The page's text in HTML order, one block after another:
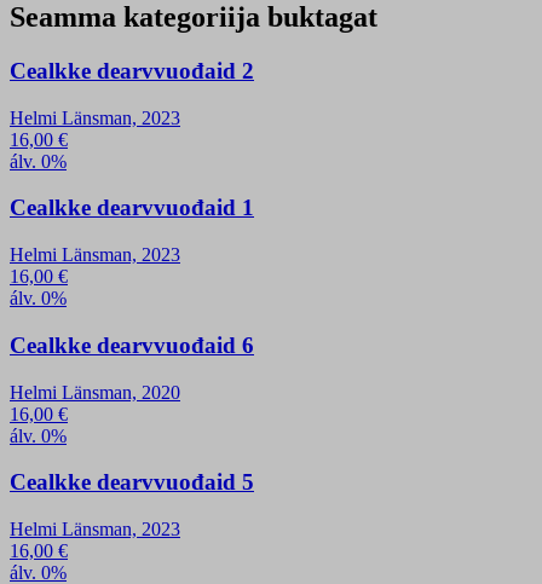
Seamma kategoriija buktagat
Cealkke dearvvuođaid 2
Helmi Länsman, 2023
16,00 €
álv. 0%
Cealkke dearvvuođaid 1
Helmi Länsman, 2023
16,00 €
álv. 0%
Cealkke dearvvuođaid 6
Helmi Länsman, 2020
16,00 €
álv. 0%
Cealkke dearvvuođaid 5
Helmi Länsman, 2023
16,00 €
álv. 0%